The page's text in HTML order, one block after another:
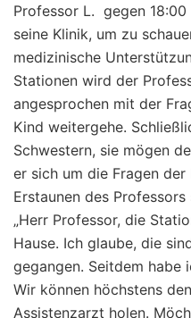
Professor L. gegen
seine Klinik, um zu
medizinische
Stationen wird der
angesprochen mit der
Kind weitergehe.
Schwestern, sie mögen
er sich um die Fragen
Erstaunen des
„Herr Professor, die
Hause. Ich glaube, die
gegangen. Seitdem habe
Wir können höchstens
Assistenzarzt holen.